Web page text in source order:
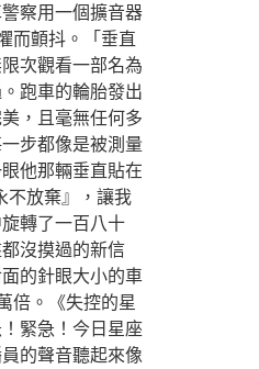
察用一個擴音器
而顫抖。「垂直
次觀看一部名為
跑車的輪胎發出
，且毫無任何多
步都像是被測量
他那輛垂直貼在
放棄』，讓我
轉了一百八十
沒摸過的新信
的針眼大小的車
倍。《失控的星
緊急！今日星座
的聲音聽起來像